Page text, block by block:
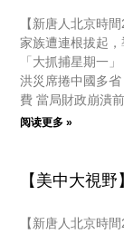
【新唐人北京時
家族遭連根拔起
「大抓捕星期一
洪災席捲中國多
費 當局財政崩潰
阅读更多 »
【美中大視
【新唐人北京時